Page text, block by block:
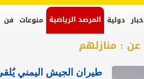
دولية المرصد الرياضية منوعات فن
عن : منازلهم
طيران الجيش اليمني